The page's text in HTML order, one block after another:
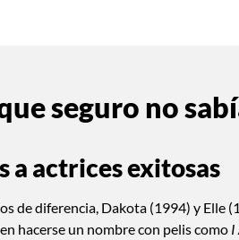
seguro no
a actrices exitosas
de diferencia, Dakota (1994) y Elle
hacerse un nombre con pelis como I